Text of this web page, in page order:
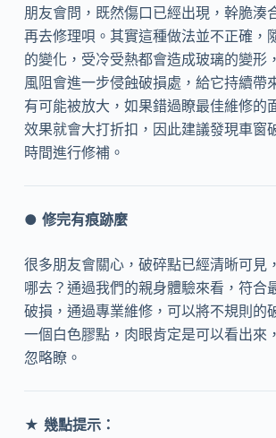
朋友會問，既然傷口已經出現，幹脆湊
再去修理唄。其實這種做法並不正確，
的變化，受冷受熱都會造成玻璃的變形
風阻會進一步侵蝕破損處，給它持續帶
有可能被放大，如果錯過瞭最佳維修的
效果就會大打折扣，因此建議發現車窗
時間進行修補。
● 修完有痕跡麼
很多朋友會關心，破碎點已經清晰可見
哪去？通過我們的親身體驗來看，符合
破損，通過專業維修，可以將不規則的
一個白色膠點，肉眼肯定是可以看出來
忽略瞭。
★ 幾點提示：